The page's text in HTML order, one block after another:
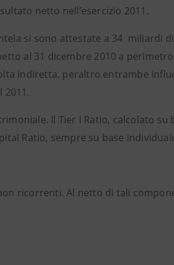
netto nell’esercizio 2011.
si sono attestate a 34 miliardi
al 31 dicembre 2010 a
indiretta, peraltro entrambe
2011.
Il Tier I Ratio, calcolato
Ratio, sempre su base
ricorrenti. Al netto di tali